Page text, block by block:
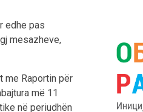
edhe pas
mesazheve,
me Raportin për
më 11
në periudhën